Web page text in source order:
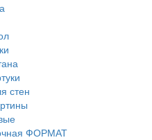
стен
ФОРМАТ